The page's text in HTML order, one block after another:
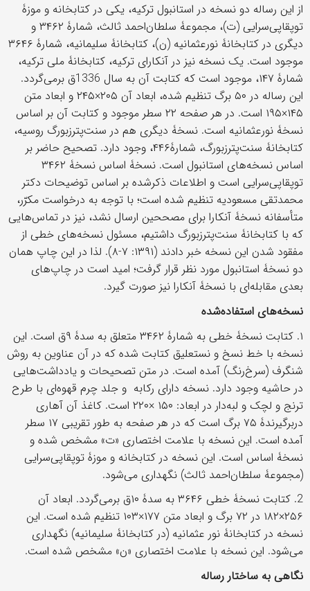
از اين رساله دو نسخه در استانبول ترکيه، یکی در کتابخانه و موزۀ
توپقاپی‌سرایی (ت)، مجموعۀ سلطان‌احمد ثالث، شمارۀ ۳۴۶۲ و
دیگری در کتابخانۀ نورعثمانيه (ن)، کتابخانۀ سليمانيه، شمارۀ ۳۶۴۶
موجود است. يک نسخه نیز در آنکارای ترکيه، کتابخانۀ ملی ترکيه،
شمارۀ ۱۴۷، موجود است که کتابت آن به سال 1336ق برمی‌گردد.
اين رساله در ۵۰ برگ تنظيم شده، ابعاد آن ۲۰۵×۲۴۵ و ابعاد متن
۱۴۵×۱۹۵ است. در هر صفحه ۲۲ سطر موجود و کتابت آن بر اساس
نسخۀ نورعثمانيه است. نسخۀ ديگری هم در سنت‌پترزبورگ روسيه،
کتابخانۀ سنت‌پترزبورگ، شمارۀ۴۴۶، وجود دارد. تصحيح حاضر بر
اساس نسخه‌های استانبول است. نسخۀ اساس نسخۀ ۳۴۶۲
توپقاپی‌سرایی است و اطلاعات ذکرشده بر اساس توضيحات دکتر
محمدتقی مسعوديه تنظيم شده است؛ با توجه به درخواست مکرّر،
متأسفانه نسخۀ آنکارا برای مصححین ارسال نشد، نیز در تماس‌هایی
که با کتابخانۀ سنت‌پترزبورگ داشتیم، مسئول نسخه‌های خطی از
مفقود شدن این نسخه خبر دادند (۱۳۹۱: ۷-۸). لذا در اين چاپ همان
دو نسخۀ استانبول مورد نظر قرار گرفت؛ اميد است در چاپ‌های
بعدی مقابله‌ای با نسخۀ آنکارا نيز صورت گيرد.
نسخه‌های استفاده‌شده
۱. کتابت نسخۀ خطی به شمارۀ ۳۴۶۲ متعلق به سدۀ ۹ق است. اين
نسخه با خط نسخ و نستعلیق کتابت شده که در آن عناوين به روش
شنگرف (سرخ‌رنگ) آمده است. در متن تصحيحات و يادداشت‌هايی
در حاشيه وجود دارد. نسخه دارای رکابه‌ و جلد چرم قهوه‌ای با طرح
ترنج و لچک و لبه‌دار در ابعاد: ۱۵۰ ×۲۲۰ است. کاغذ آن آهاری
دربرگيرندۀ ۷۵ برگ است که در هر صفحه به طور تقریبی ۱۷ سطر
آمده است. این نسخه با علامت اختصاری «ت» مشخص شده و
نسخۀ اساس است. این نسخه در کتابخانه و موزۀ توپقاپی‌سرایی
(مجموعۀ سلطان‌احمد ثالث) نگهداری می‌شود.
2. کتابت نسخۀ خطی ۳۶۴۶ به سدۀ ۱۰ق برمی‌گردد. ابعاد آن
۲۵۶×۱۸۲ در ۷۲ برگ و ابعاد متن ۱۷۷×۱۰۳ تنظيم شده است. این
نسخه در کتابخانۀ نور عثمانیه (در کتابخانۀ سلیمانیه) نگهداری
می‌شود. این نسخه با علامت اختصاری «ن» مشخص شده است.
نگاهی به ساختار رساله